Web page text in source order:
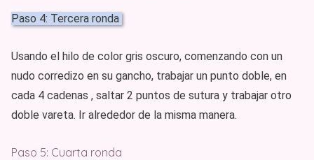
Paso 4: Tercera ronda
Usando el hilo de color gris oscuro, comenzando con un
nudo corredizo en su gancho, trabajar un punto doble, en
cada 4 cadenas , saltar 2 puntos de sutura y trabajar otro
doble vareta. Ir alrededor de la misma manera.
Paso 5: Cuarta ronda